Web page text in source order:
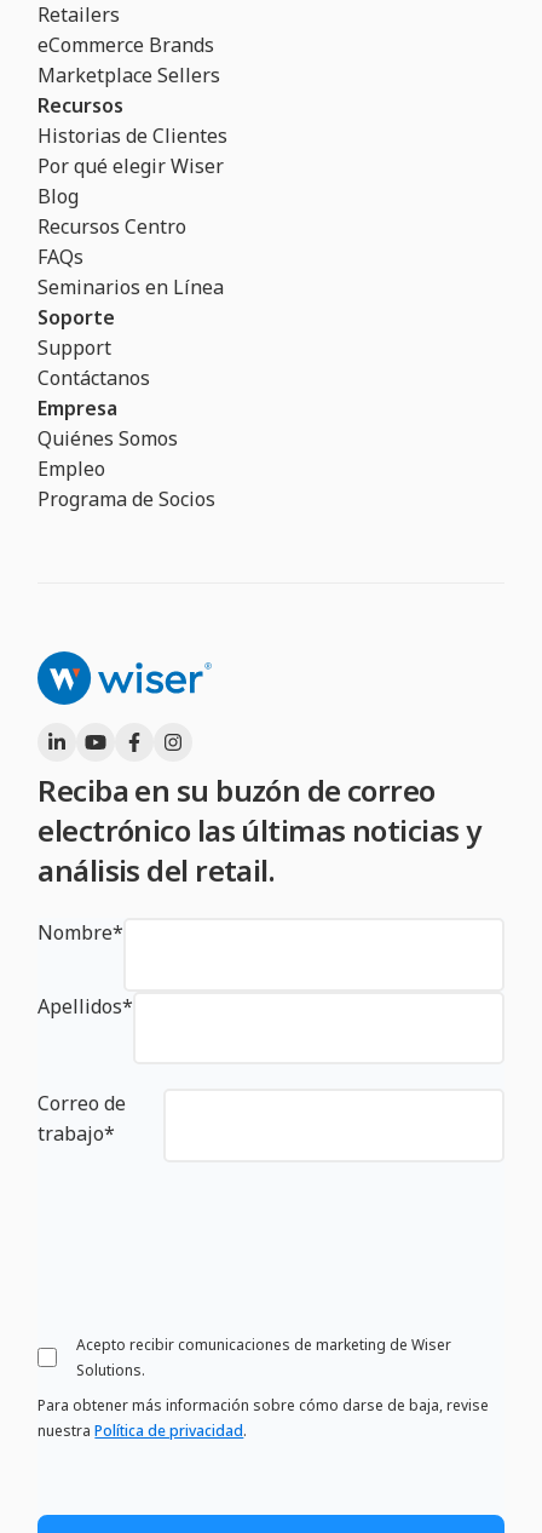
Retailers
eCommerce Brands
Marketplace Sellers
Recursos
Historias de Clientes
Por qué elegir Wiser
Blog
Recursos Centro
FAQs
Seminarios en Línea
Soporte
Support
Contáctanos
Empresa
Quiénes Somos
Empleo
Programa de Socios
Reciba en su buzón de correo
electrónico las últimas noticias y
análisis del retail.
Nombre*
Apellidos*
Correo de
trabajo*
Acepto recibir comunicaciones de marketing de Wiser
Solutions.
Para obtener más información sobre cómo darse de baja, revise
nuestraPolítica de privacidad.